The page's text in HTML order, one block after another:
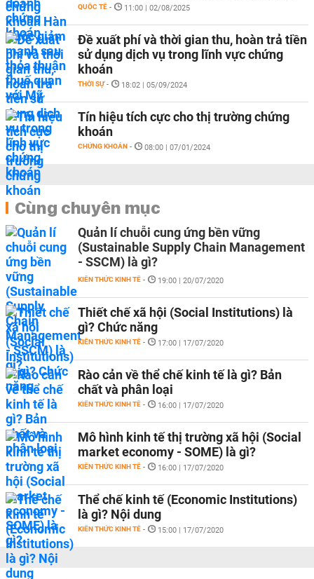
QUỐC TẾ - 11:00 | 02/08/2025
Đề xuất phí và thời gian thu, hoàn trả tiền
sử dụng dịch vụ trong lĩnh vực chứng
khoán
THỜI SỰ - 18:02 | 05/09/2024
Tín hiệu tích cực cho thị trường chứng
khoán
CHỨNG KHOÁN - 08:00 | 07/01/2024
Cùng chuyên mục
Quản lí chuỗi cung ứng bền vững
(Sustainable Supply Chain Management
- SSCM) là gì?
KIẾN THỨC KINH TẾ - 19:00 | 20/07/2020
Thiết chế xã hội (Social Institutions) là
gì? Chức năng
KIẾN THỨC KINH TẾ - 17:00 | 17/07/2020
Rào cản về thể chế kinh tế là gì? Bản
chất và phân loại
KIẾN THỨC KINH TẾ - 16:00 | 17/07/2020
Mô hình kinh tế thị trường xã hội (Social
market economy - SOME) là gì?
KIẾN THỨC KINH TẾ - 16:00 | 17/07/2020
Thể chế kinh tế (Economic Institutions)
là gì? Nội dung
KIẾN THỨC KINH TẾ - 15:00 | 17/07/2020